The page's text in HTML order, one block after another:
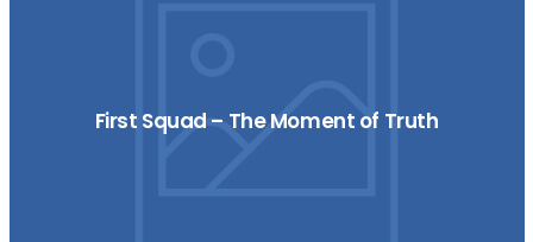
First Squad – The Moment of Truth